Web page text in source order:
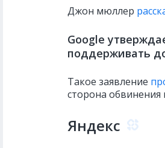
Джон мюллер
Google
поддерживать
Такое заявление
сторона обвинения
Яндекс